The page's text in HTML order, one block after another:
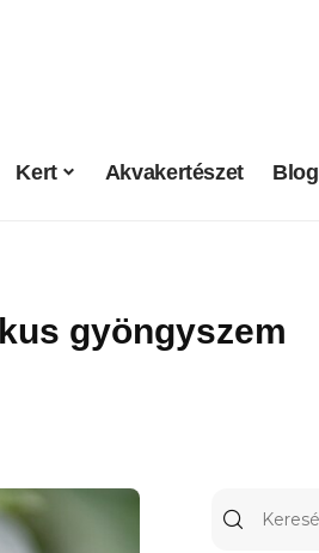
Kert Akvakertészet Blog
gyöngyszem